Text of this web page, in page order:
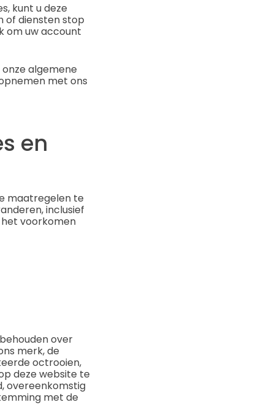
kunt u deze
of diensten stop
om uw account
algemene
met ons
en
maatregelen te
inclusief
voorkomen
over
merk, de
octrooien,
deze website te
overeenkomstig
met de